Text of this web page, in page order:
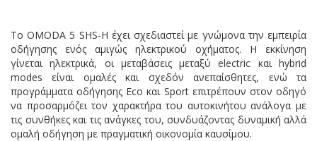
Το OMODA 5 SHS-H έχει σχεδιαστεί με γνώμονα την εμπειρία
οδήγησης ενός αμιγώς ηλεκτρικού οχήματος. Η εκκίνηση
γίνεται ηλεκτρικά, οι μεταβάσεις μεταξύ electric και hybrid
modes είναι ομαλές και σχεδόν ανεπαίσθητες, ενώ τα
προγράμματα οδήγησης Eco και Sport επιτρέπουν στον οδηγό
να προσαρμόζει τον χαρακτήρα του αυτοκινήτου ανάλογα με
τις συνθήκες και τις ανάγκες του, συνδυάζοντας δυναμική αλλά
ομαλή οδήγηση με πραγματική οικονομία καυσίμου.